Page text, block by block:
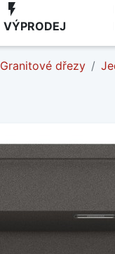
flash_on
VÝPRODEJ
Granitové dřezy